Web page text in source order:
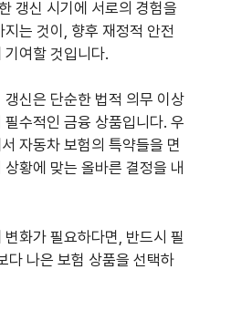
갱신 시기에 서로의 경험을
는 것이, 향후 재정적 안전
여할 것입니다.
신은 단순한 법적 의무 이상
수적인 금융 상품입니다. 우
자동차 보험의 특약들을 면
황에 맞는 올바른 결정을 내
화가 필요하다면, 반드시 필
다 나은 보험 상품을 선택하